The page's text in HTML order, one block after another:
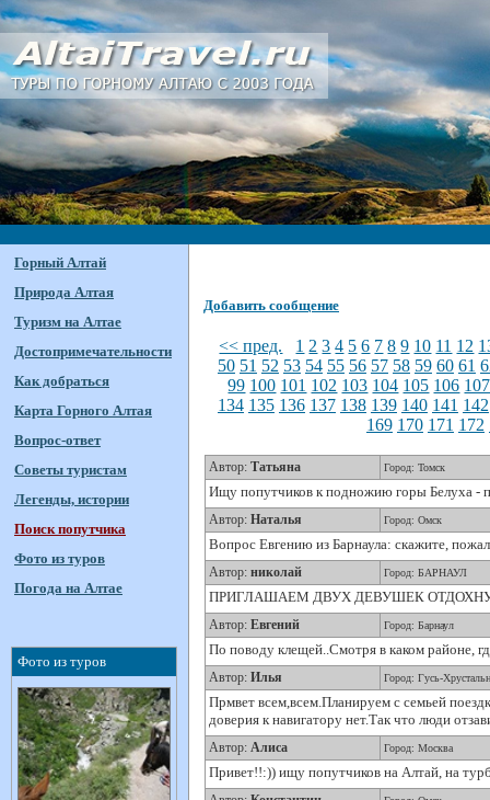
Горный Алтай
Природа Алтая
Туризм на Алтае
Достопримечательности
Как добраться
Карта Горного Алтая
Вопрос-ответ
Советы туристам
Легенды, истории
Поиск попутчика
Фото из туров
Погода на Алтае
Фото из туров
Добавить сообщение
<< пред. 1 2 3 4 5 6 7 8 9 10 11 12
50 51 52 53 54 55 56 57 58 59 60 61
99 100 101 102 103 104 105 106 107
134 135 136 137 138 139 140 141 142
169 170 171 172
Автор: Татьяна Город: Томск
Ищу попутчиков к подножию горы Белуха -
Автор: Наталья Город: Омск
Вопрос Евгению из Барнаула: скажите,
Автор: николай Город: БАРНАУЛ
ПРИГЛАШАЕМ ДВУХ ДЕВУШЕК
Автор: Евгений Город: Барнаул
По поводу клещей..Смотря в каком районе,
Автор: Илья Город: Гусь-
Прмвет всем,всем.Планируем с семьей
доверия к навигатору нет.Так что люди
Автор: Алиса Город: Москва
Привет!!:)) ищу попутчиков на Алтай, на